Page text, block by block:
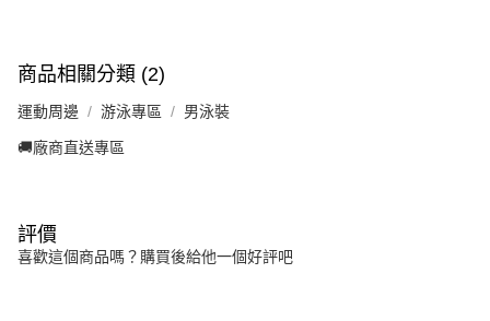
商品相關分類 (2)
運動周邊 游泳專區 男泳裝
🚚廠商直送專區
評價
喜歡這個商品嗎？購買後給他一個好評吧